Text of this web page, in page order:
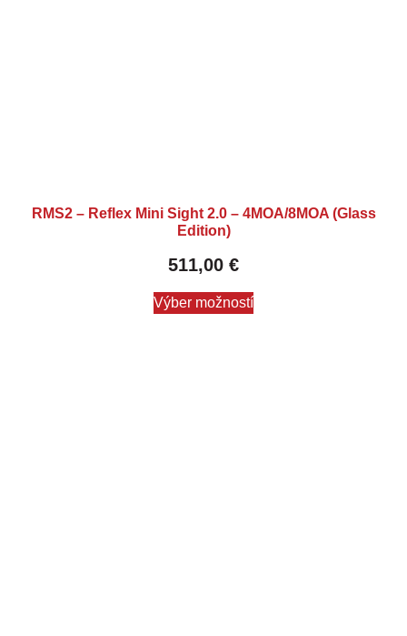
RMS2 – Reflex Mini Sight 2.0 – 4MOA/8MOA (Glass
Edition)
511,00 €
Výber možností